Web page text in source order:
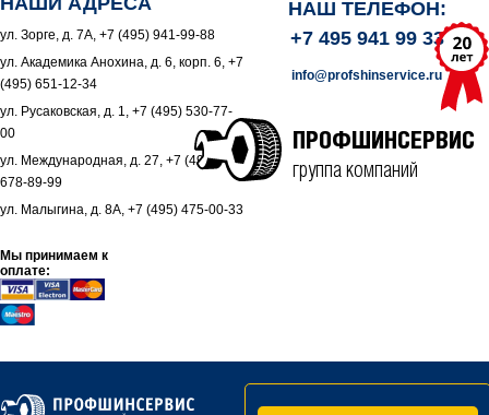
ул. Зорге, д. 7А, +7 (495) 941-99-88
ул. Академика Анохина, д. 6, корп. 6, +7
(495) 651-12-34
ул. Русаковская, д. 1, +7 (495) 530-77-
00
ул. Международная, д. 27, +7 (495)
678-89-99
ул. Малыгина, д. 8А, +7 (495) 475-00-33
Мы принимаем к
оплате:
НАШ ТЕЛЕФОН:
+7 495 941 99 33
info@profshinservice.ru
ПРОФШИНСЕРВИС
группа компаний